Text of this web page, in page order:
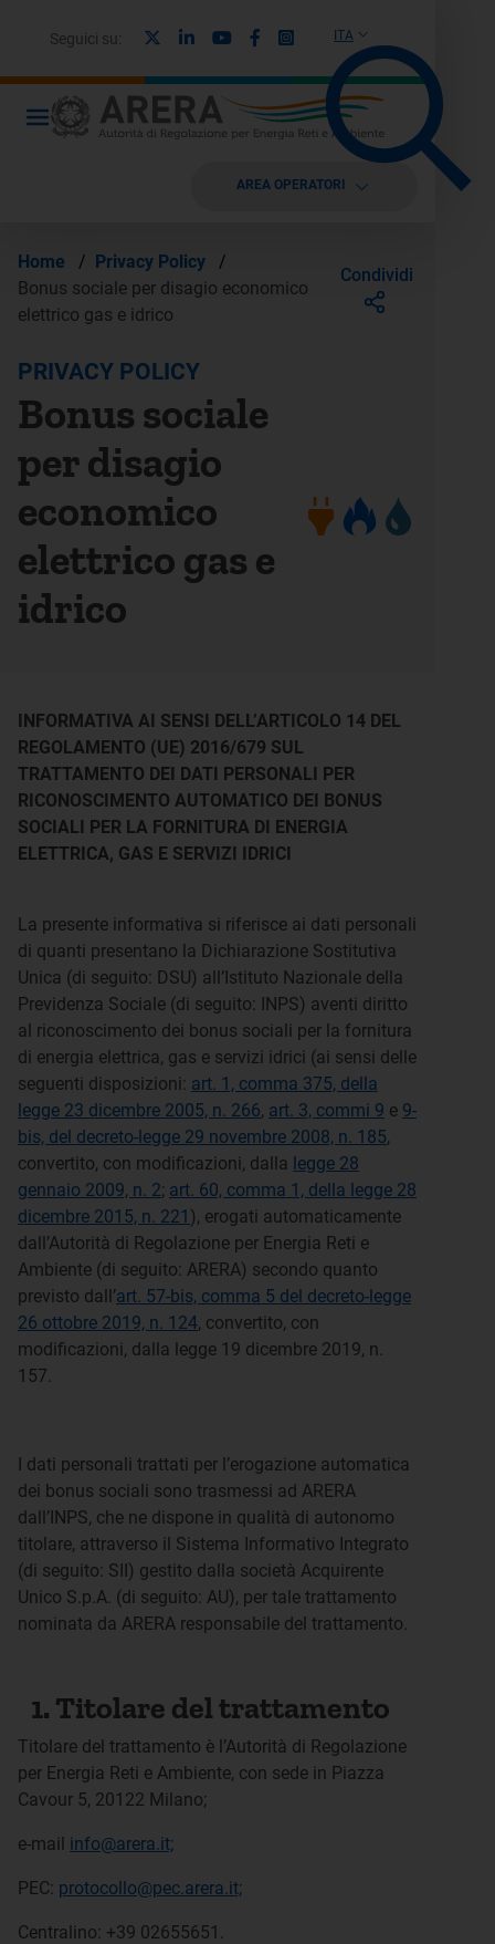
ITA
Seguici su: LinkedinYoutubeFacebook
Instagram
AREA OPERATORI
Home / Privacy Policy
/
Bonus sociale per disagio economico
elettrico gas e idrico
Condividi
PRIVACY POLICY
Bonus sociale
per disagio
economico
elettrico gas e
idrico
INFORMATIVA AI SENSI DELL’ARTICOLO 14 DEL
REGOLAMENTO (UE) 2016/679 SUL
TRATTAMENTO DEI DATI PERSONALI PER
RICONOSCIMENTO AUTOMATICO DEI BONUS
SOCIALI PER LA FORNITURA DI ENERGIA
ELETTRICA, GAS E SERVIZI IDRICI
La presente informativa si riferisce ai dati personali
di quanti presentano la Dichiarazione Sostitutiva
Unica (di seguito: DSU) all’Istituto Nazionale della
Previdenza Sociale (di seguito: INPS) aventi diritto
al riconoscimento dei bonus sociali per la fornitura
di energia elettrica, gas e servizi idrici (ai sensi delle
seguenti disposizioni: art. 1, comma 375, della
legge 23 dicembre 2005, n. 266, art. 3, commi 9 e 9-
bis, del decreto-legge 29 novembre 2008, n. 185,
convertito, con modificazioni, dalla legge 28
gennaio 2009, n. 2; art. 60, comma 1, della legge 28
dicembre 2015, n. 221 ), erogati automaticamente
dall’Autorità di Regolazione per Energia Reti e
Ambiente (di seguito: ARERA) secondo quanto
previsto dall’art. 57-bis, comma 5 del decreto-legge
26 ottobre 2019, n. 124, convertito, con
modificazioni, dalla legge 19 dicembre 2019, n.
157.
I dati personali trattati per l’erogazione automatica
dei bonus sociali sono trasmessi ad ARERA
dall’INPS, che ne dispone in qualità di autonomo
titolare, attraverso il Sistema Informativo Integrato
(di seguito: SII) gestito dalla società Acquirente
Unico S.p.A. (di seguito: AU), per tale trattamento
nominata da ARERA responsabile del trattamento.
1. Titolare del trattamento
Titolare del trattamento è l’Autorità di Regolazione
per Energia Reti e Ambiente, con sede in Piazza
Cavour 5, 20122 Milano;
e-mail info@arera.it;
PEC: protocollo@pec.arera.it;
Centralino: +39 02655651.